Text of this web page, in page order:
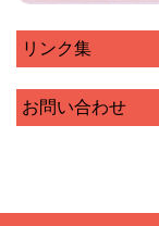
リンク集
お問い合わせ